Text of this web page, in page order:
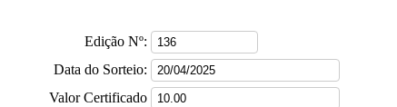
Edição Nº:
Data do Sorteio:
Valor Certificado